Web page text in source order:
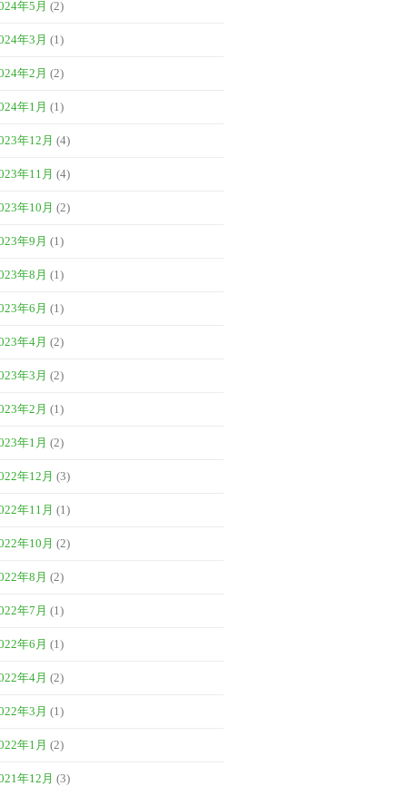
年5月 (2)
年3月 (1)
年2月 (2)
年1月 (1)
年12月 (4)
年11月 (4)
年10月 (2)
年9月 (1)
年8月 (1)
年6月 (1)
年4月 (2)
年3月 (2)
年2月 (1)
年1月 (2)
年12月 (3)
年11月 (1)
年10月 (2)
年8月 (2)
年7月 (1)
年6月 (1)
年4月 (2)
年3月 (1)
年1月 (2)
年12月 (3)